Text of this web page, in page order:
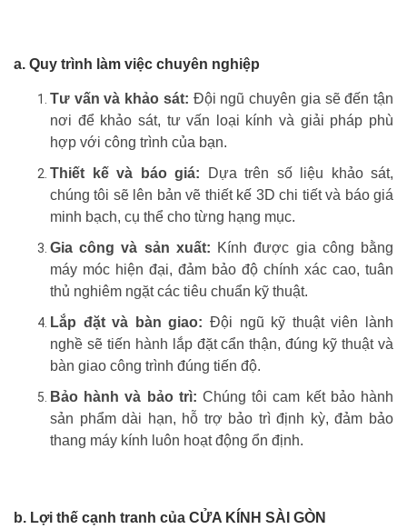
a. Quy trình làm việc chuyên nghiệp
Tư vấn và khảo sát: Đội ngũ chuyên gia sẽ đến tận
nơi để khảo sát, tư vấn loại kính và giải pháp phù
hợp với công trình của bạn.
Thiết kế và báo giá: Dựa trên số liệu khảo sát,
chúng tôi sẽ lên bản vẽ thiết kế 3D chi tiết và báo giá
minh bạch, cụ thể cho từng hạng mục.
Gia công và sản xuất: Kính được gia công bằng
máy móc hiện đại, đảm bảo độ chính xác cao, tuân
thủ nghiêm ngặt các tiêu chuẩn kỹ thuật.
Lắp đặt và bàn giao: Đội ngũ kỹ thuật viên lành
nghề sẽ tiến hành lắp đặt cẩn thận, đúng kỹ thuật và
bàn giao công trình đúng tiến độ.
Bảo hành và bảo trì: Chúng tôi cam kết bảo hành
sản phẩm dài hạn, hỗ trợ bảo trì định kỳ, đảm bảo
thang máy kính luôn hoạt động ổn định.
b. Lợi thế cạnh tranh của CỬA KÍNH SÀI GÒN